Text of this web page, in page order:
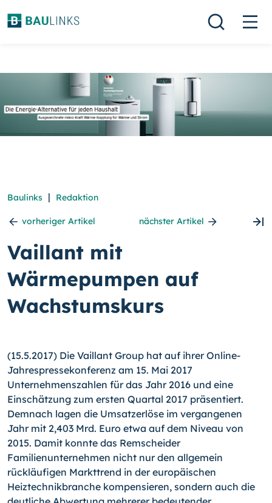
Baulinks | Redaktion
vorheriger Artikel nächster Artikel
Vaillant mit
Wärmepumpen auf
Wachstumskurs
(15.5.2017) Die Vaillant Group hat auf ihrer Online-
Jahrespressekonferenz am 15. Mai 2017
Unternehmenszahlen für das Jahr 2016 und eine
Einschätzung zum ersten Quartal 2017 präsentiert.
Demnach lagen die Umsatzerlöse im vergangenen
Jahr mit 2,403 Mrd. Euro etwa auf dem Niveau von
2015. Damit konnte das Remscheider
Familienunternehmen nicht nur den allgemein
rückläufigen Markttrend in der europäischen
Heiztechnikbranche kompensieren, sondern auch die